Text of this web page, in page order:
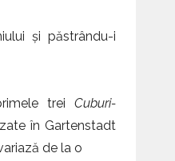
și păstrându-i
trei Cuburi-
în Gartenstadt
de la o